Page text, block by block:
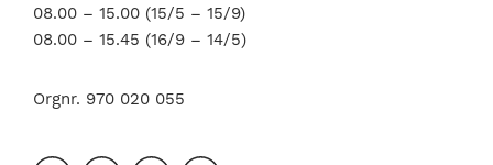
08.00 – 15.00 (15/5 – 15/9)
08.00 – 15.45 (16/9 – 14/5)
Orgnr. 970 020 055